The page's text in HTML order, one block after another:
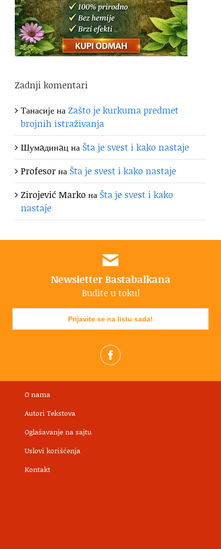
Zadnji komentari
ТанасијенаZašto je kurkuma predmet
brojnih istraživanja
Шумaдинaцна Šta je svest i kako nastaje
Profesorна Šta je svest i kako nastaje
Zirojević Marko на Šta je svest i kako
nastaje
Newsletter Bastabalkana
Budite u toku!
Prijavite se na listu sada!
O nama
Autori Tekstova
Oglašavanje na sajtu
Uslovi korišćenja
Kontakt